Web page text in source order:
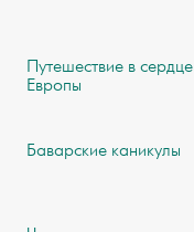
Путешествие в сердце
Европы
Баварские каникулы